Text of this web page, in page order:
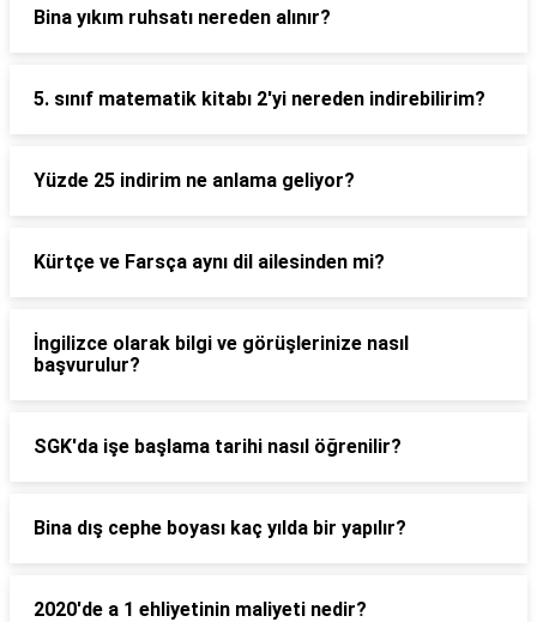
Bina yıkım ruhsatı nereden alınır?
5. sınıf matematik kitabı 2'yi nereden indirebilirim?
Yüzde 25 indirim ne anlama geliyor?
Kürtçe ve Farsça aynı dil ailesinden mi?
İngilizce olarak bilgi ve görüşlerinize nasıl
başvurulur?
SGK'da işe başlama tarihi nasıl öğrenilir?
Bina dış cephe boyası kaç yılda bir yapılır?
2020'de a 1 ehliyetinin maliyeti nedir?